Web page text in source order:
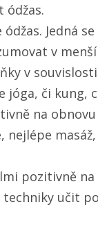
ódžas.
Jedná
v
v
jóga, či kung,
na obnovu
nejlépe
pozitivně
učit